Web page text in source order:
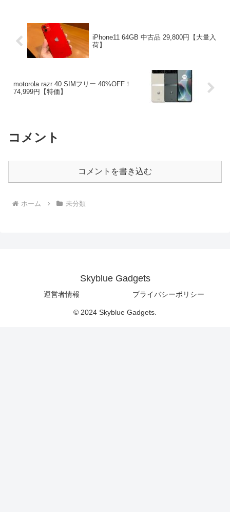
iPhone11 64GB 中古品 29,800円【大量入
荷】
motorola razr 40 SIMフリー 40%OFF！
74,999円【特価】
コメント
コメントを書き込む
ホーム 未分類
Skyblue Gadgets
運営者情報 プライバシーポリシー
© 2024 Skyblue Gadgets.